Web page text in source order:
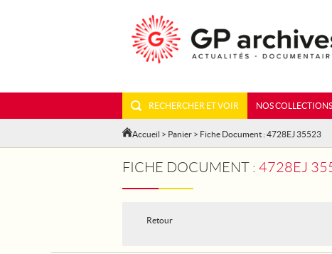
RECHERCHER ET VOIR NOS COLLECTIONS
Accueil > Panier > Fiche Document : 4728EJ 35523
FICHE DOCUMENT : 4728EJ
Retour